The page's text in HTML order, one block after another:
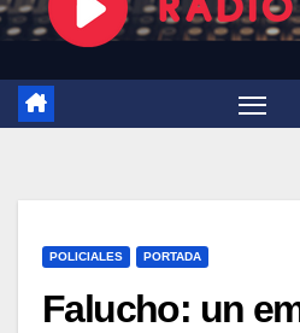
POLICIALES PORTADA
Falucho: un